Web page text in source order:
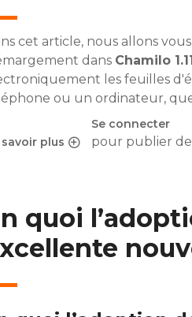
savoir plus
La signature des feuilles
Se connecter
pour publier
cet article, nous allons
dans Chamilo
les feuilles
ou un ordinateur, que
quoi